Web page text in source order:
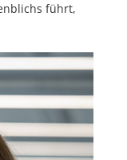
führt,